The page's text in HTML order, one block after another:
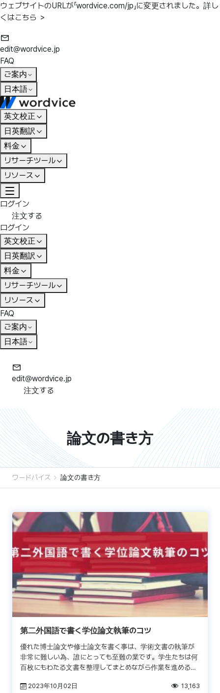
ウェブサイトのURLが「wordvice.com/jp」に変更されました。 詳し
くはこちら ＞
edit@wordvice.jp
FAQ
ご案内
日本語
英文校正
日英翻訳
料金
リサーチツール
リソース
ログイン
注文する
ログイン
英文校正
日英翻訳
料金
リサーチツール
リソース
FAQ
ご案内
日本語
edit@wordvice.jp
注文する
論文の書き方
ワードバイス 論文の書き方
第二外国語で書く学位論文執筆のコツ
優れた博士論文や修士論文を書く事は、学術文書の執筆が
非常に難しい為、誰にとっても至難の業です。学生たちは何
百枚にもわたる文書を整理してまとめながら作業を進めると
号過程 […]
2023年10月02日 13,163